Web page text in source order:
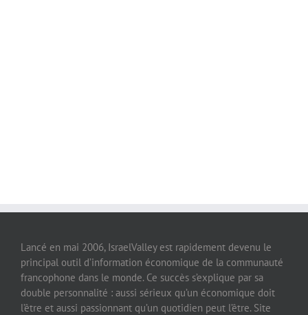
Lancé en mai 2006, IsraelValley est rapidement devenu le
principal outil d’information économique de la communauté
francophone dans le monde. Ce succès s’explique par sa
double personnalité : aussi sérieux qu’un économique doit
l’être et aussi passionnant qu’un quotidien peut l’être. Site